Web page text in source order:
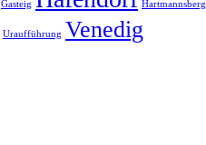
Gasteig Hartmannsberg
Uraufführung Venedig